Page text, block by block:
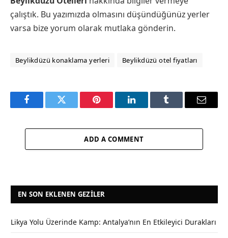
çalıştık. Bu yazımızda olmasını düşündüğünüz yerler
varsa bize yorum olarak mutlaka gönderin.
Beylikdüzü konaklama yerleri Beylikdüzü otel fiyatları
FacebookTwitter Pinterest LinkedInTumblr Email
ADD A COMMENT
EN SON EKLENEN GEZILER
Likya Yolu Üzerinde Kamp: Antalya’nın En Etkileyici Durakları